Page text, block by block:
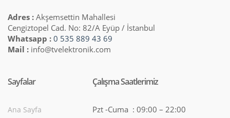
Adres : Akşemsettin Mahallesi
Cengiztopel Cad. No: 82/A Eyüp / İstanbul
Whatsapp : 0 535 889 43 69
Mail : info@tvelektronik.com
Sayfalar
Ana Sayfa
Çalışma Saatlerimiz
Pzt -Cuma : 09:00 – 22:00